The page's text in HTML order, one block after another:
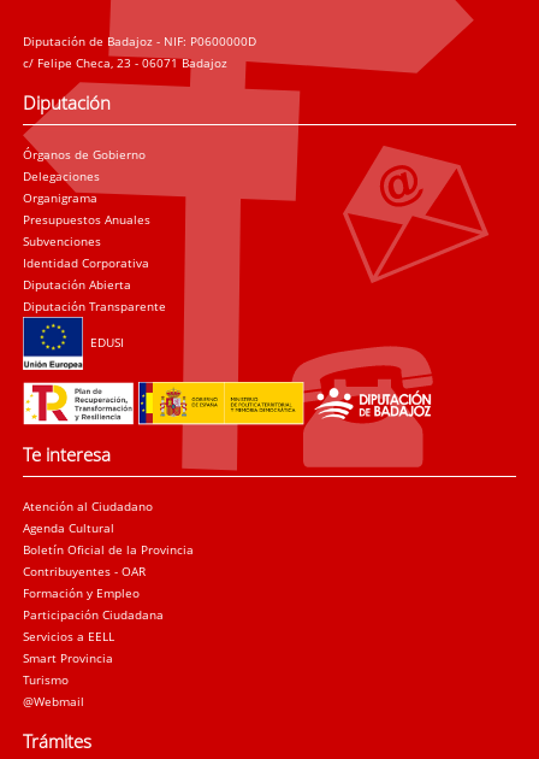
Diputación de Badajoz - NIF: P0600000D
c/ Felipe Checa, 23 - 06071 Badajoz
Diputación
Órganos de Gobierno
Delegaciones
Organigrama
Presupuestos Anuales
Subvenciones
Identidad Corporativa
Diputación Abierta
Diputación Transparente
EDUSI
Te interesa
Atención al Ciudadano
Agenda Cultural
Boletín Oficial de la Provincia
Contribuyentes - OAR
Formación y Empleo
Participación Ciudadana
Servicios a EELL
Smart Provincia
Turismo
@Webmail
Trámites